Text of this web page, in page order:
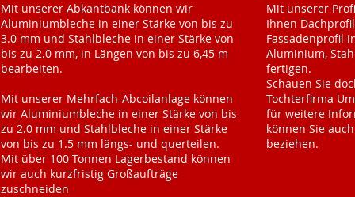
Mit unserer Abkantbank können wir
Aluminiumbleche in einer Stärke von bis zu
3.0 mm und Stahlbleche in einer Stärke von
bis zu 2.0 mm, in Längen von bis zu 6,45 m
bearbeiten.
Mit unserer Mehrfach-Abcoilanlage können
wir Aluminiumbleche in einer Stärke von bis
zu 2.0 mm und Stahlbleche in einer Stärke
von bis zu 1.5 mm längs- und querteilen.
Mit über 100 Tonnen Lagerbestand können
wir auch kurzfristig Großaufträge
zuschneiden
Mit unserer
Ihnen
Fassadenprofil
Aluminium,
fertigen.
Schauen Sie
Tochterfirma
für weitere
können Sie
beziehen.